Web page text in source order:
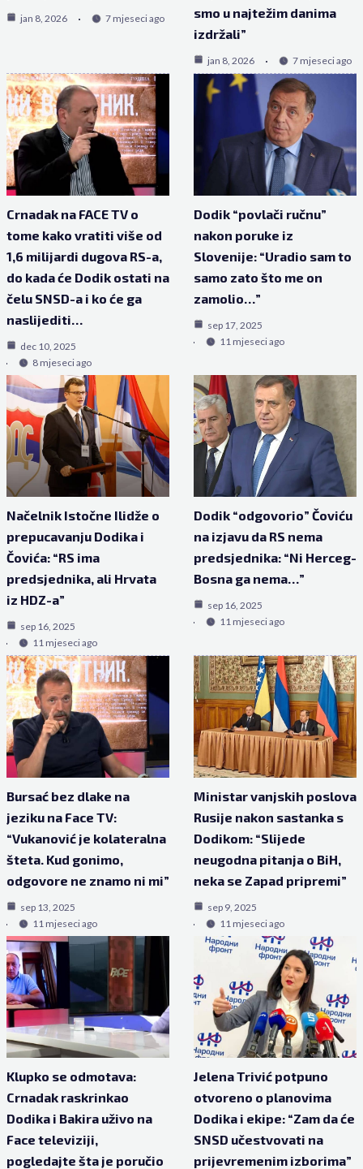
jan 8, 2026 7 mjeseci ago
smo u najtežim danima
izdržali”
jan 8, 2026 7 mjeseci ago
Crnadak na FACE TV o
tome kako vratiti više od
1,6 milijardi dugova RS-a,
do kada će Dodik ostati na
čelu SNSD-a i ko će ga
naslijediti…
dec 10, 2025
8 mjeseci ago
Dodik “povlači ručnu”
nakon poruke iz
Slovenije: “Uradio sam to
samo zato što me on
zamolio…”
sep 17, 2025
11 mjeseci ago
Načelnik Istočne Ilidže o
prepucavanju Dodika i
Čovića: “RS ima
predsjednika, ali Hrvata
iz HDZ-a”
sep 16, 2025
11 mjeseci ago
Dodik “odgovorio” Čoviću
na izjavu da RS nema
predsjednika: “Ni Herceg-
Bosna ga nema…”
sep 16, 2025
11 mjeseci ago
Bursać bez dlake na
jeziku na Face TV:
“Vukanović je kolateralna
šteta. Kud gonimo,
odgovore ne znamo ni mi”
sep 13, 2025
11 mjeseci ago
Ministar vanjskih poslova
Rusije nakon sastanka s
Dodikom: “Slijede
neugodna pitanja o BiH,
neka se Zapad pripremi”
sep 9, 2025
11 mjeseci ago
Klupko se odmotava:
Crnadak raskrinkao
Dodika i Bakira uživo na
Face televiziji,
pogledajte šta je poručio
Jelena Trivić potpuno
otvoreno o planovima
Dodika i ekipe: “Zam da će
SNSD učestvovati na
prijevremenim izborima”